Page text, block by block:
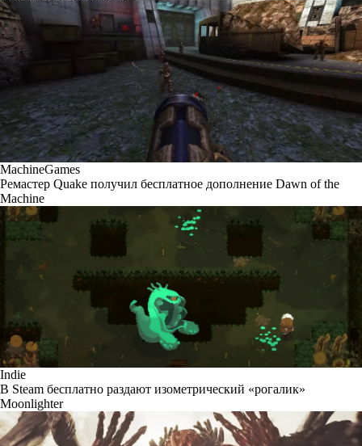
MachineGames
Ремастер Quake получил бесплатное дополнение Dawn of the
Machine
Indie
В Steam бесплатно раздают изометрический «рогалик»
Moonlighter